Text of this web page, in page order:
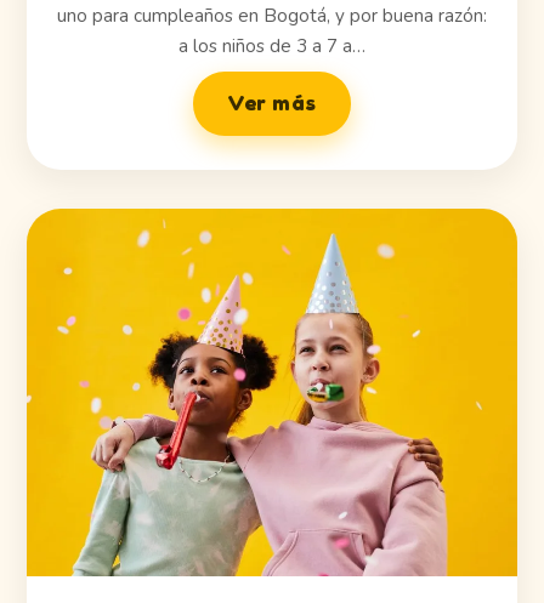
uno para cumpleaños en Bogotá, y por buena razón:
a los niños de 3 a 7 a…
Ver más